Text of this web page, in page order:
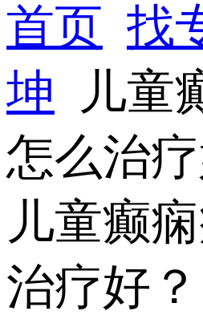
首页 找
坤
儿童
怎么治疗
儿童癫
治疗好？